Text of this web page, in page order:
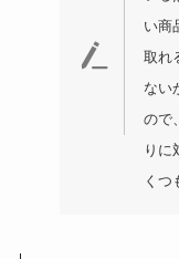
い商
取れ
ない
ので
りに
くつ